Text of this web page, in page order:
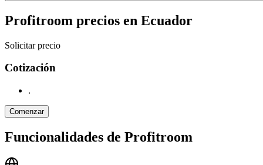
Profitroom precios en Ecuador
Solicitar precio
Cotización
.
Comenzar
Funcionalidades de Profitroom